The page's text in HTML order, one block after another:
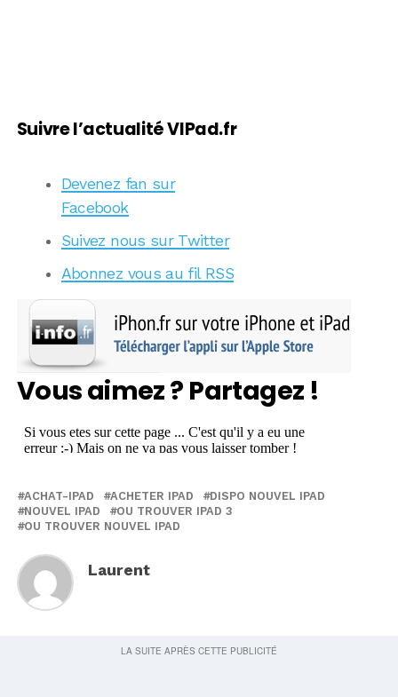
Suivre l’actualité VIPad.fr
Devenez fan sur
Facebook
Suivez nous sur Twitter
Abonnez vous au fil RSS
Vous aimez ? Partagez !
ACHAT-IPAD ACHETER IPAD
DISPO NOUVEL IPAD
NOUVEL IPAD
OU TROUVER IPAD 3
OU TROUVER NOUVEL IPAD
Laurent